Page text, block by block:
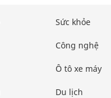
Sức khỏe
Công nghệ
Ô tô xe máy
Du lịch